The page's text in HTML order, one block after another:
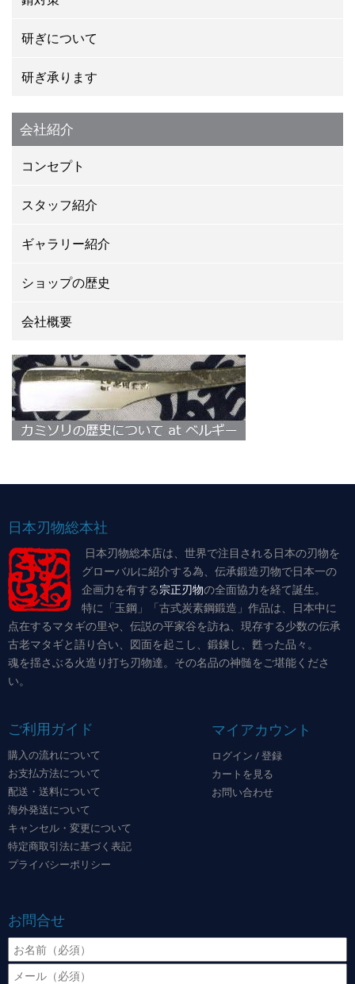
研ぎについて
研ぎ承ります
会社紹介
コンセプト
スタッフ紹介
ギャラリー紹介
ショップの歴史
会社概要
日本刃物総本社
日本刃物総本店は、世界で注目される日本の刃物を
グローバルに紹介する為、伝承鍛造刃物で日本一の
企画力を有する宗正刃物の全面協力を経て誕生。
特に「玉鋼」「古式炭素鋼鍛造」作品は、日本中に
点在するマタギの里や、伝説の平家谷を訪ね、現存する少数の伝承
古老マタギと語り合い、図面を起こし、鍛錬し、甦った品々。
魂を揺さぶる火造り打ち刃物達。その名品の神髄をご堪能くださ
い。
ご利用ガイド
購入の流れについて
お支払方法について
配送・送料について
海外発送について
キャンセル・変更について
特定商取引法に基づく表記
プライバシーポリシー
マイアカウント
ログイン / 登録
カートを見る
お問い合わせ
お問合せ